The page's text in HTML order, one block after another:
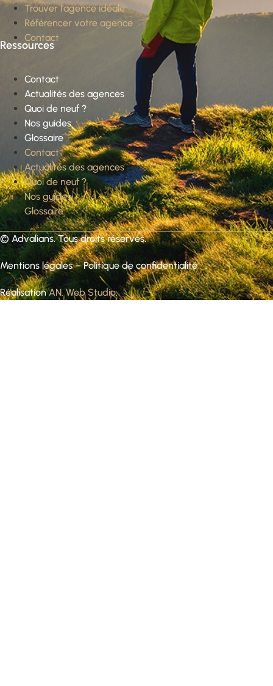
Trouver l’agence idéale
Référencer votre agence
Contact
Ressources
Contact
Actualités des agences
Quoi de neuf ?
Nos guides
Glossaire
Contact
Actualités des agences
Quoi de neuf ?
Nos guides
Glossaire
© Advalians. Tous droits réservés.
Mentions légales–Politique de confidentialité
RéalisationAN. Web Studio.